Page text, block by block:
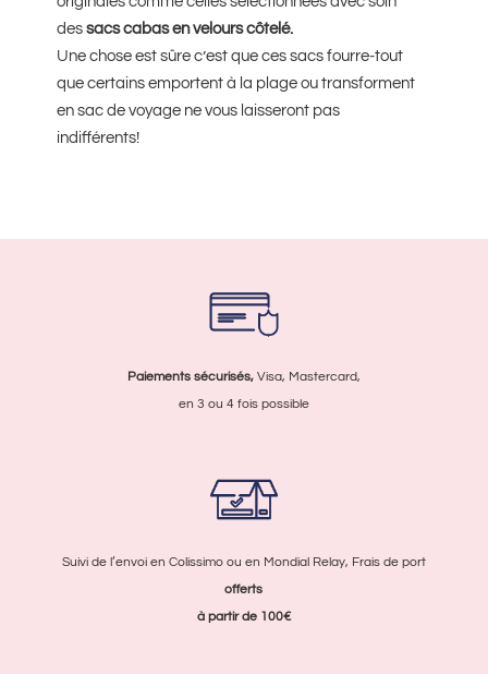
des sacs cabas en velours côtelé.
Une chose est sûre c’est que ces sacs fourre-tout
que certains emportent à la plage ou transforment
en sac de voyage ne vous laisseront pas
indifférents!
Paiements sécurisés,Visa, Mastercard,
en 3 ou 4 fois possible
Suivi de l’envoi en Colissimo ou en Mondial Relay, Frais de port
offerts
à partir de 100€